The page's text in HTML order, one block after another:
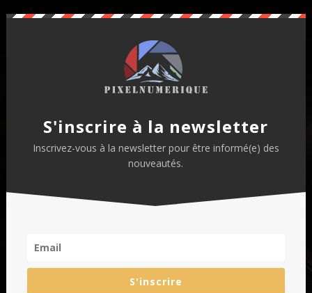
S'inscrire à la newsletter
Inscrivez-vous à la newsletter pour être informé(e) des
nouveautés.
S'inscrire